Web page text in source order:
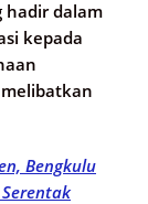
hadir dalam
kepada
Bengkulu